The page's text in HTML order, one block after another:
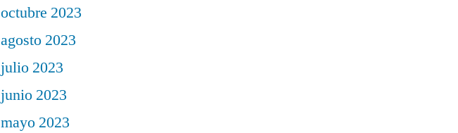
octubre 2023
agosto 2023
julio 2023
junio 2023
mayo 2023